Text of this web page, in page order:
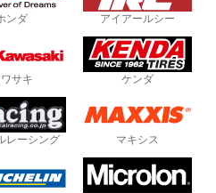
ンダ アイアールシー
サキ ケンダ
レーシング マキシス